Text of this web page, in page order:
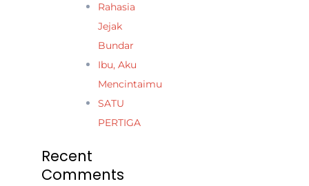
Rahasia
Jejak
Bundar
Ibu, Aku
Mencintaimu
SATU
PERTIGA
Recent
Comments